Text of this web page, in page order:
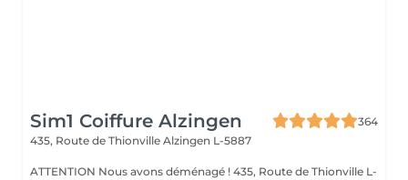
Sim1 Coiffure Alzingen
364
435, Route de Thionville Alzingen L-5887
ATTENTION Nous avons déménagé ! 435, Route de Thionville L-